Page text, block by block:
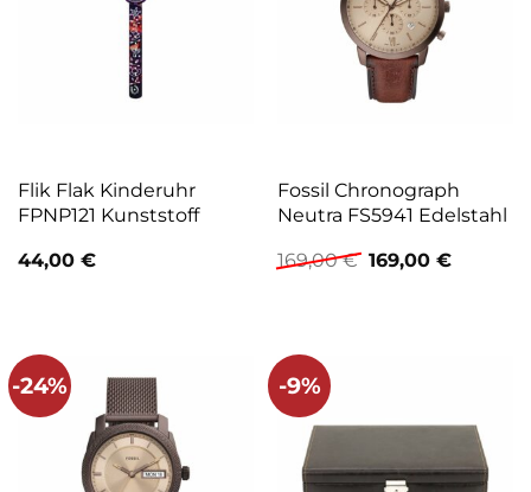
Flik Flak Kinderuhr
FPNP121 Kunststoff
44,00 €
Fossil Chronograph
Neutra FS5941 Edelstahl
169,00€ Ursprünglicher
Preis
169,00 €
-24% -9%